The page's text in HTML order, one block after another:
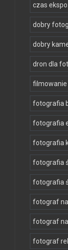
czas
dobry
dobry
dron dla
filmowanie
fotografia
fotografia
fotografia
fotografia
fotografia
fotograf
fotograf
fotograf